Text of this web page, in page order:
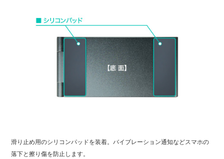
滑り止め用のシリコンパッドを装着。バイブレーション通知などスマホの
落下と擦り傷を防止します。